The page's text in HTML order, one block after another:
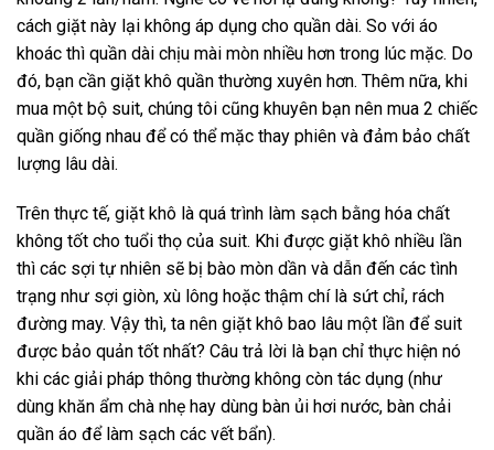
cách giặt này lại không áp dụng cho quần dài. So với áo
khoác thì quần dài chịu mài mòn nhiều hơn trong lúc mặc. Do
đó, bạn cần giặt khô quần thường xuyên hơn. Thêm nữa, khi
mua một bộ suit, chúng tôi cũng khuyên bạn nên mua 2 chiếc
quần giống nhau để có thể mặc thay phiên và đảm bảo chất
lượng lâu dài.
Trên thực tế, giặt khô là quá trình làm sạch bằng hóa chất
không tốt cho tuổi thọ của suit. Khi được giặt khô nhiều lần
thì các sợi tự nhiên sẽ bị bào mòn dần và dẫn đến các tình
trạng như sợi giòn, xù lông hoặc thậm chí là sứt chỉ, rách
đường may. Vậy thì, ta nên giặt khô bao lâu một lần để suit
được bảo quản tốt nhất? Câu trả lời là bạn chỉ thực hiện nó
khi các giải pháp thông thường không còn tác dụng (như
dùng khăn ẩm chà nhẹ hay dùng bàn ủi hơi nước, bàn chải
quần áo để làm sạch các vết bẩn).